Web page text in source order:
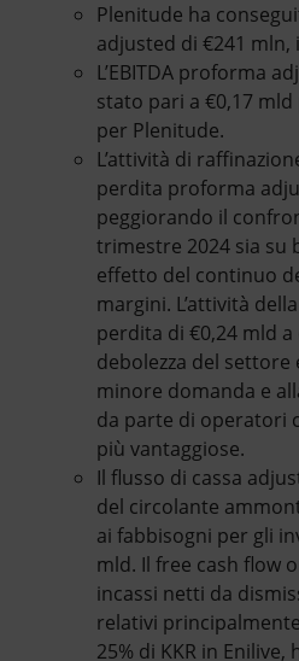
Plenitude ha
adjusted di €241 mln,
L’EBITDA proforma
stato pari a €0,17 mld
per Plenitude.
L’attività di
perdita proforma
peggiorando il
trimestre 2024 sia su
effetto del continuo
margini. L’attività
perdita di €0,24 mld
debolezza del
minore domanda e
da parte di operatori
più vantaggiose.
Il flusso di cassa
del circolante
ai fabbisogni per gli
mld. Il free cash flow
incassi netti da
relativi
25% di KKR in